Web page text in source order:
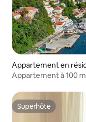
Appartement en
Appartement à 100
Superhôte
Superhôte